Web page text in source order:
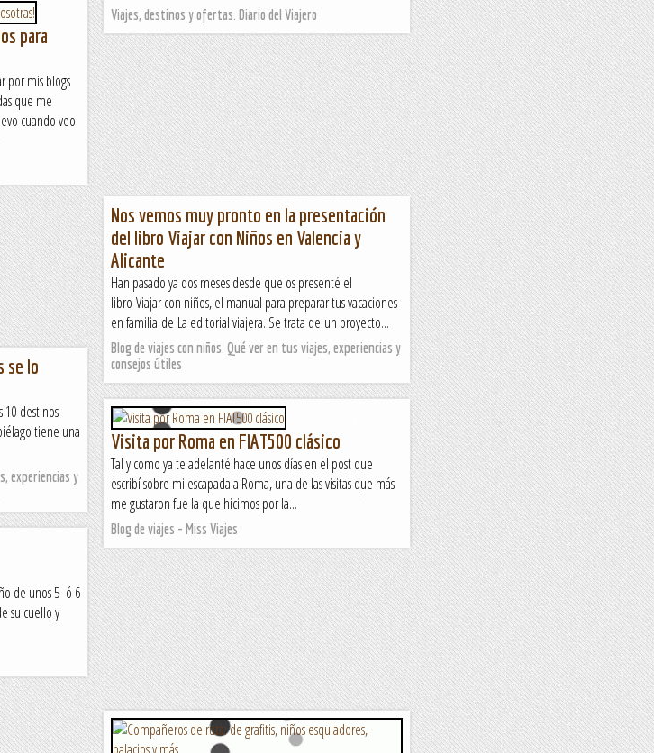
Viajes, destinos y ofertas. Diario del Viajero
para
por mis blogs
que me
cuando veo
Nos vemos muy pronto en la presentación
del libro Viajar con Niños en Valencia y
Alicante
Han pasado ya dos meses desde que os presenté el
libro Viajar con niños, el manual para preparar tus vacaciones
en familia de La editorial viajera. Se trata de un proyecto...
Blog de viajes con niños. Qué ver en tus viajes, experiencias y
consejos útiles
se lo
10 destinos
tiene una
experiencias y
Visita por Roma en FIAT500 clásico
Tal y como ya te adelanté hace unos días en el post que
escribí sobre mi escapada a Roma, una de las visitas que más
me gustaron fue la que hicimos por la...
Blog de viajes - Miss Viajes
de unos 5 ó 6
su cuello y